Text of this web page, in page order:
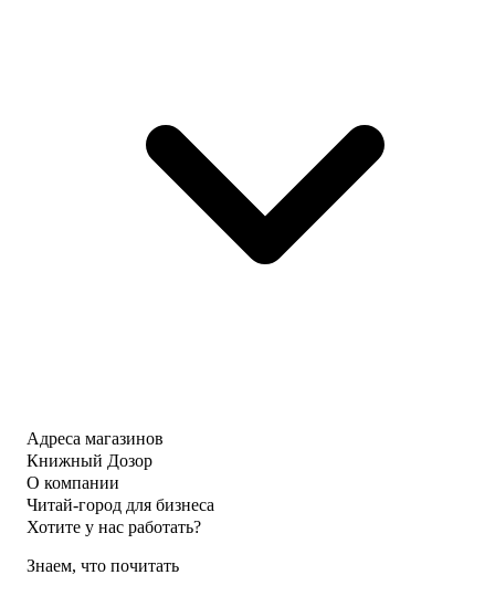
Адреса магазинов
Книжный Дозор
О компании
Читай-город для бизнеса
Хотите у нас работать?
Знаем, что почитать